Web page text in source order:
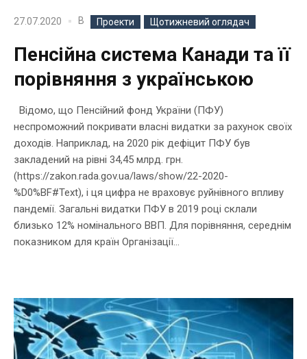
27.07.2020 В Проекти Щотижневий оглядач
Пенсійна система Канади та її
порівняння з українською
Відомо, що Пенсійний фонд України (ПФУ)
неспроможний покривати власні видатки за рахунок своїх
доходів. Наприклад, на 2020 рік дефіцит ПФУ був
закладений на рівні 34,45 млрд. грн.
(https://zakon.rada.gov.ua/laws/show/22-2020-
%D0%BF#Text), і ця цифра не враховує руйнівного впливу
пандемії. Загальні видатки ПФУ в 2019 році склали
близько 12% номінального ВВП. Для порівняння, середнім
показником для країн Організації...